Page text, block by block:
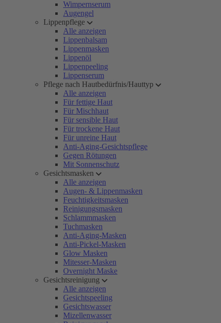
Wimpernserum
Augengel
Lippenpflege
Alle anzeigen
Lippenbalsam
Lippenmasken
Lippenöl
Lippenpeeling
Lippenserum
Pflege nach Hautbedürfnis/Hauttyp
Alle anzeigen
Für fettige Haut
Für Mischhaut
Für sensible Haut
Für trockene Haut
Für unreine Haut
Anti-Aging-Gesichtspflege
Gegen Rötungen
Mit Sonnenschutz
Gesichtsmasken
Alle anzeigen
Augen- & Lippenmasken
Feuchtigkeitsmasken
Reinigungsmasken
Schlammmasken
Tuchmasken
Anti-Aging-Masken
Anti-Pickel-Masken
Glow Masken
Mitesser-Masken
Overnight Maske
Gesichtsreinigung
Alle anzeigen
Gesichtspeeling
Gesichtswasser
Mizellenwasser